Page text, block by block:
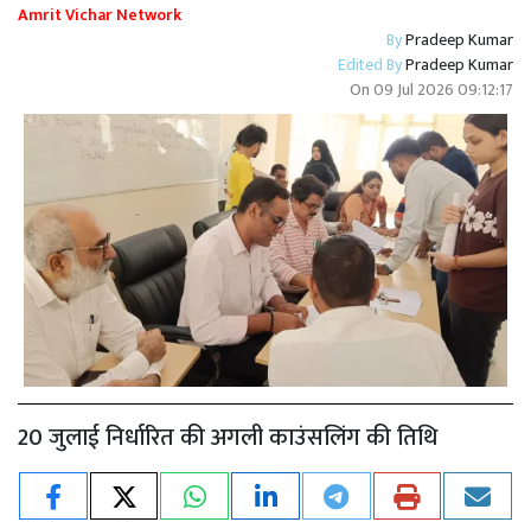
Amrit Vichar Network
ByPradeep Kumar
Edited ByPradeep Kumar
On09 Jul 2026 09:12:17
20 जुलाई निर्धारित की अगली काउंसलिंग की तिथि